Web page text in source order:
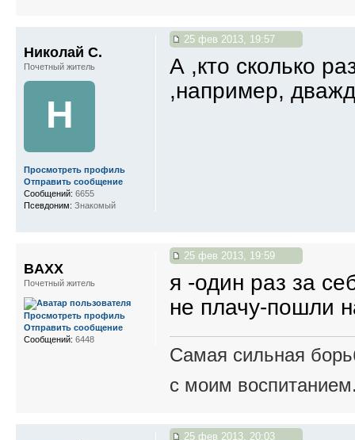
25 фев 2013, 19:57
А ,кто сколько
,например,
Николай С.
Почетный житель
Н
Просмотреть профиль
Отправить сообщение
Сообщений: 6655
Псевдоним: Знакомый
25 фев 2013, 19:59
я -один раз за
не плачу-пошли
Самая сильная
с моим
BAXX
Почетный житель
Просмотреть профиль
Отправить сообщение
Сообщений: 6448
25 фев 2013, 20:03